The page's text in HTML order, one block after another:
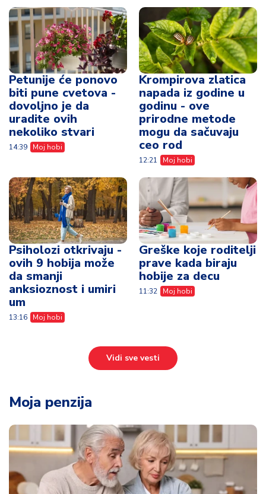
Petunije će ponovo
biti pune cvetova -
dovoljno je da
uradite ovih
nekoliko stvari
14:39 Moj hobi
Krompirova zlatica
napada iz godine u
godinu - ove
prirodne metode
mogu da sačuvaju
ceo rod
12:21 Moj hobi
Psiholozi otkrivaju -
ovih 9 hobija može
da smanji
anksioznost i umiri
um
13:16 Moj hobi
Greške koje roditelji
prave kada biraju
hobije za decu
11:32 Moj hobi
Vidi sve vesti
Moja penzija